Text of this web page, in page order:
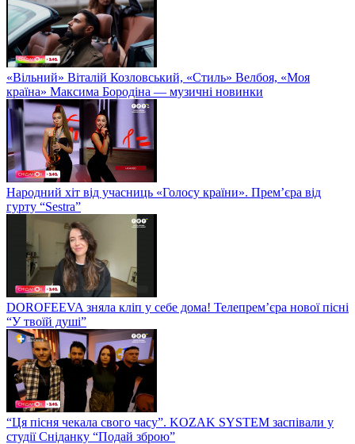
«Вільний» Віталій Козловський, «Стиль» Велбоя, «Моя
країна» Максима Бородіна — музичні новинки
Народний хіт від учасниць «Голосу країни». Прем’єра від
гурту “Sestra”
DOROFEEVA зняла кліп у себе дома! Телепрем’єра нової пісні
“У твоїй душі”
“Ця пісня чекала свого часу”. KOZAK SYSTEM заспівали у
студії Сніданку “Подай зброю”